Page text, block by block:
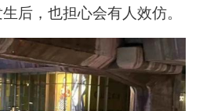
后，也担心会有人效仿。